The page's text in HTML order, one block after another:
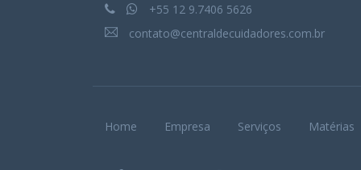
+55 12 9.7406 5626
contato@centraldecuidadores.com.br
Home Empresa Serviços Matérias